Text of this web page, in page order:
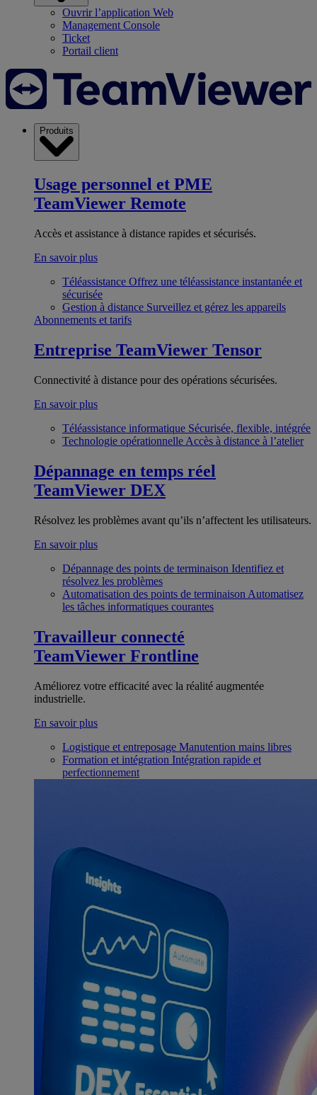
Ouvrir l’application Web
Management Console
Ticket
Portail client
Produits
Usage personnel et PME
TeamViewer Remote
Accès et assistance à distance rapides et sécurisés.
En savoir plus
Téléassistance Offrez une téléassistance instantanée et
sécurisée
Gestion à distance Surveillez et gérez les appareils
Abonnements et tarifs
Entreprise TeamViewer Tensor
Connectivité à distance pour des opérations sécurisées.
En savoir plus
Téléassistance informatique Sécurisée, flexible, intégrée
Technologie opérationnelle Accès à distance à l’atelier
Dépannage en temps réel
TeamViewer DEX
Résolvez les problèmes avant qu’ils n’affectent les utilisateurs.
En savoir plus
Dépannage des points de terminaison Identifiez et
résolvez les problèmes
Automatisation des points de terminaison Automatisez
les tâches informatiques courantes
Travailleur connecté
TeamViewer Frontline
Améliorez votre efficacité avec la réalité augmentée
industrielle.
En savoir plus
Logistique et entreposage Manutention mains libres
Formation et intégration Intégration rapide et
perfectionnement